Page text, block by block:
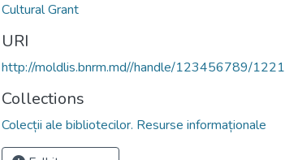
Cultural Grant
URI
http://moldlis.bnrm.md//handle/123456789/1221
Collections
Colecții ale bibliotecilor. Resurse informaționale